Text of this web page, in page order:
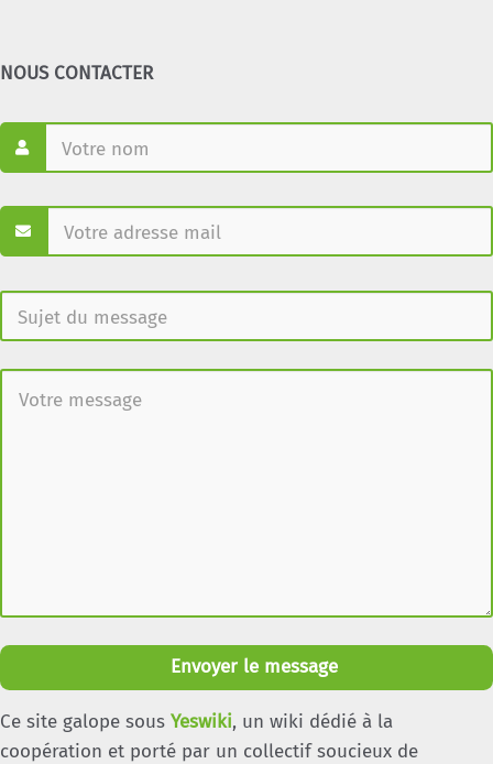
NOUS CONTACTER
Envoyer le message
Ce site galope sous Yeswiki, un wiki dédié à la
coopération et porté par un collectif soucieux de